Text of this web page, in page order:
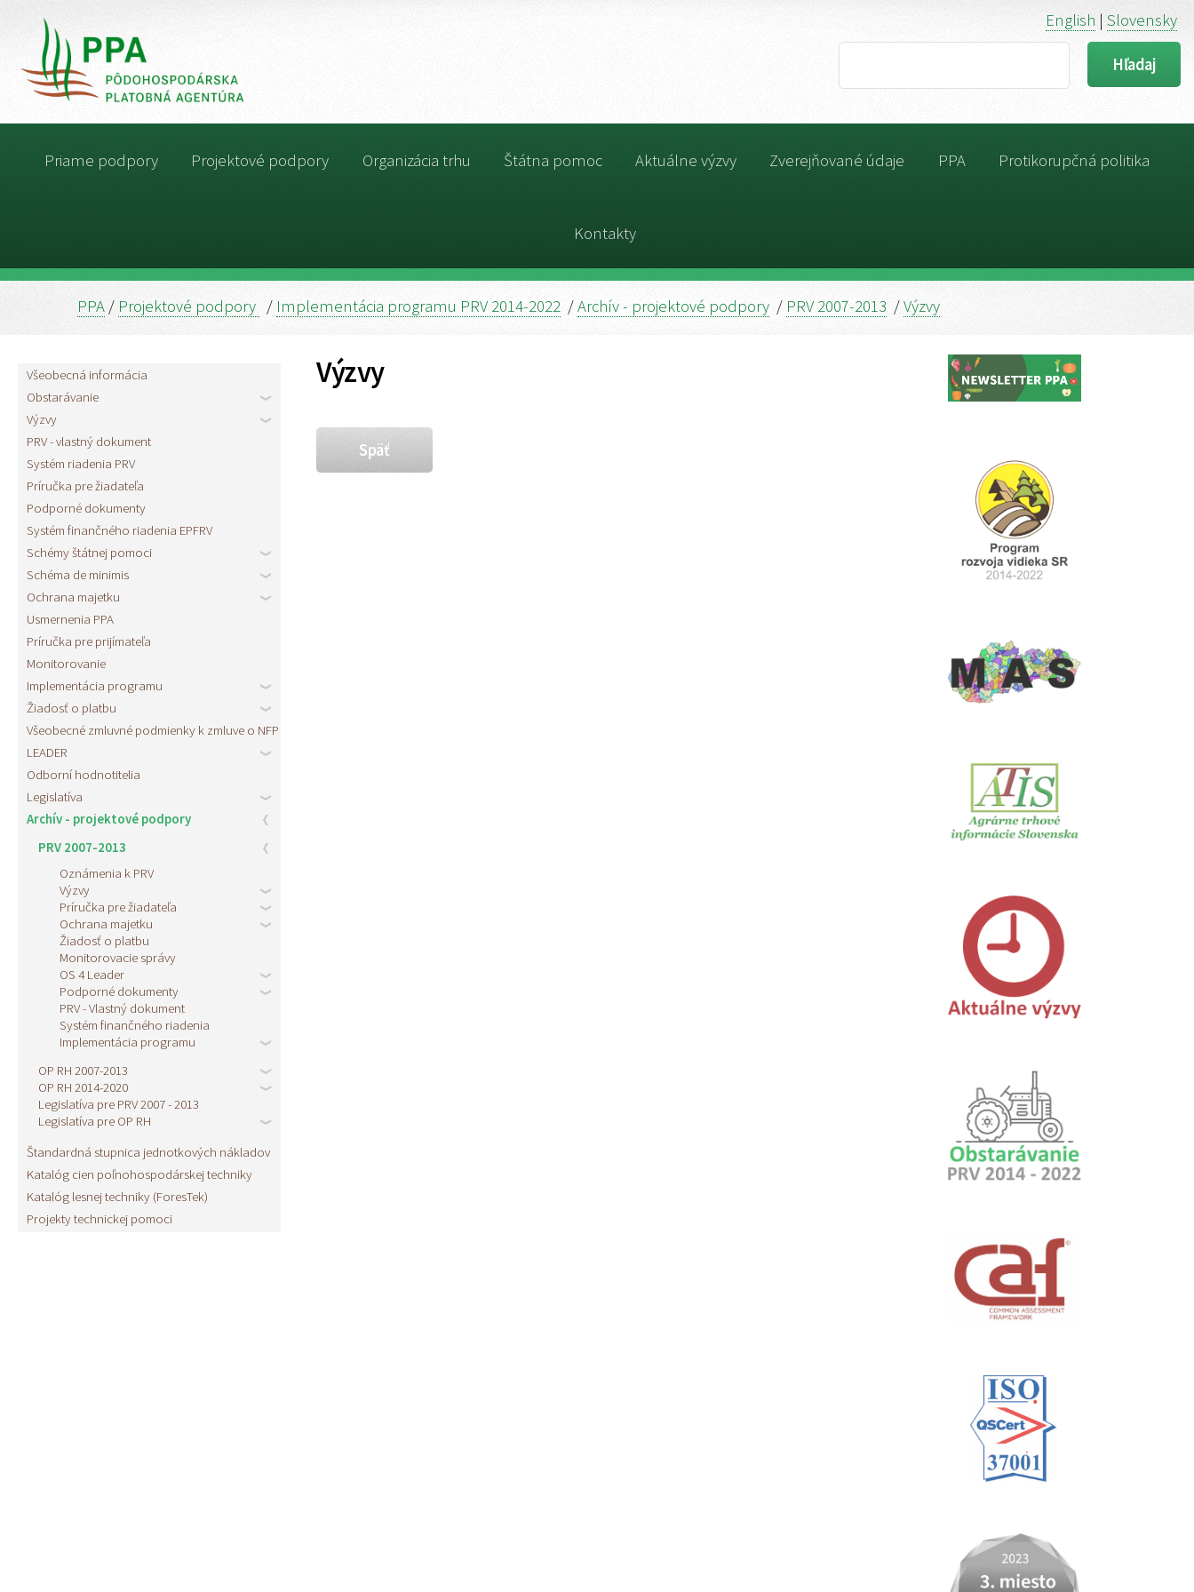
English |Slovensky
Priame podpory Projektové podpory Organizácia trhu Štátna pomoc Aktuálne výzvy Zverejňované údaje PPA Protikorupčná politika
Kontakty
PPA / Projektové podpory / Implementácia programu PRV 2014-2022 /Archív - projektové podpory / PRV 2007-2013 /Výzvy
Všeobecná informácia
Obstarávanie
Výzvy
PRV - vlastný dokument
Systém riadenia PRV
Príručka pre žiadateľa
Podporné dokumenty
Systém finančného riadenia EPFRV
Schémy štátnej pomoci
Schéma de minimis
Ochrana majetku
Usmernenia PPA
Príručka pre prijímateľa
Monitorovanie
Implementácia programu
Žiadosť o platbu
Všeobecné zmluvné podmienky k zmluve o NFP
LEADER
Odborní hodnotitelia
Legislatíva
Archív - projektové podpory
PRV 2007-2013
Oznámenia k PRV
Výzvy
Príručka pre žiadateľa
Ochrana majetku
Žiadosť o platbu
Monitorovacie správy
OS 4 Leader
Podporné dokumenty
PRV - Vlastný dokument
Systém finančného riadenia
Implementácia programu
OP RH 2007-2013
OP RH 2014-2020
Legislatíva pre PRV 2007 - 2013
Legislatíva pre OP RH
Štandardná stupnica jednotkových nákladov
Katalóg cien poľnohospodárskej techniky
Katalóg lesnej techniky (ForesTek)
Projekty technickej pomoci
Výzvy
Späť